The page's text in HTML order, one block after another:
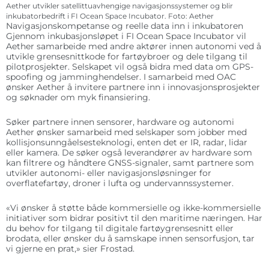
Aether utvikler satellittuavhengige navigasjonssystemer og blir
inkubatorbedrift i FI Ocean Space Incubator. Foto: Aether
Navigasjonskompetanse og reelle data inn i inkubatoren
Gjennom inkubasjonsløpet i FI Ocean Space Incubator vil
Aether samarbeide med andre aktører innen autonomi ved å
utvikle grensesnittkode for fartøybroer og dele tilgang til
pilotprosjekter. Selskapet vil også bidra med data om GPS-
spoofing og jamming­hendelser. I samarbeid med OAC
ønsker Aether å invitere partnere inn i innovasjonsprosjekter
og søknader om myk finansiering.
Søker partnere innen sensorer, hardware og autonomi
Aether ønsker samarbeid med selskaper som jobber med
kollisjonsunngåelsesteknologi, enten det er IR, radar, lidar
eller kamera. De søker også leverandører av hardware som
kan filtrere og håndtere GNSS-signaler, samt partnere som
utvikler autonomi- eller navigasjonsløsninger for
overflatefartøy, droner i lufta og undervannssystemer.
«Vi ønsker å støtte både kommersielle og ikke-kommersielle
initiativer som bidrar positivt til den maritime næringen. Har
du behov for tilgang til digitale fartøygrensesnitt eller
brodata, eller ønsker du å samskape innen sensorfusjon, tar
vi gjerne en prat,» sier Frostad.